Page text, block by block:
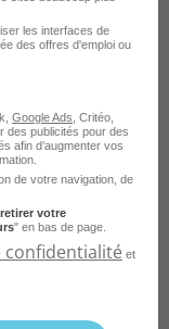
les interfaces de
des offres d'emploi ou
Google Ads , Critéo,
des publicités pour des
afin d’augmenter vos
de votre navigation, de
retirer votre
" en bas de page.
confidentialité et